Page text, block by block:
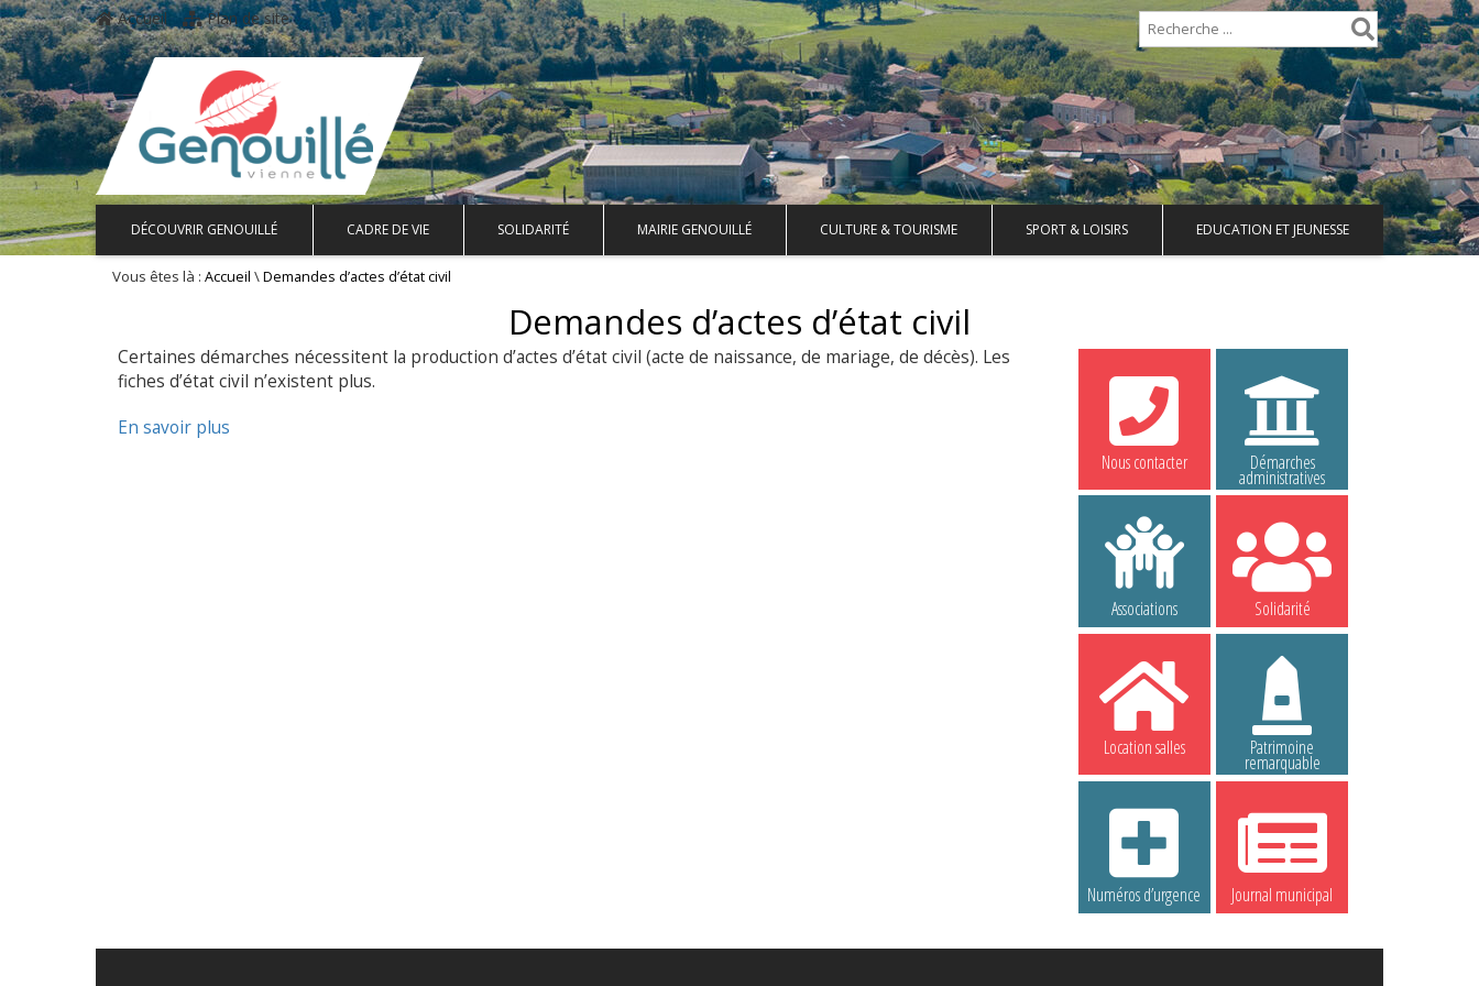
Accueil Plan de site
DÉCOUVRIR GENOUILLÉ CADRE DE VIE SOLIDARITÉ MAIRIE GENOUILLÉ CULTURE & TOURISME SPORT & LOISIRS EDUCATION ET JEUNESSE
Vous êtes là : Accueil \Demandes d’actes d’état civil
Demandes d’actes d’état civil
Certaines démarches nécessitent la production d’actes d’état civil (acte de naissance, de mariage, de décès). Les
fiches d’état civil n’existent plus.
En savoir plus
Nous contacter Démarches
administratives
Associations Solidarité
Location salles Patrimoine
remarquable
Numéros d’urgence Journal municipal